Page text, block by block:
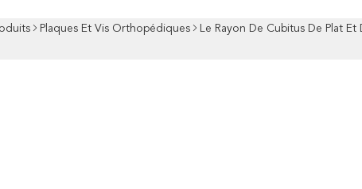
Plaques Et Vis Orthopédiques Le Rayon De Cubitus De Plat